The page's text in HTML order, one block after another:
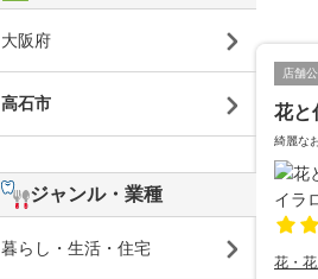
店舗
花
綺麗な
花・
大阪府
高石市
ジャンル・業種
暮らし・生活・住宅